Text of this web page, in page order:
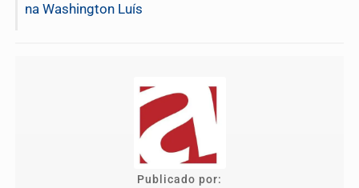
na Washington Luís
Publicado por: